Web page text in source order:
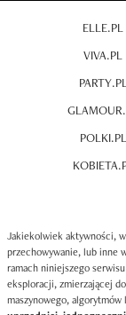
ELLE.PL
VIVA.PL
POLKI.PL
Jakiekolwiek aktywności,
przechowywanie, lub inne
ramach niniejszego
eksploracji, zmierzającej
maszynowego,